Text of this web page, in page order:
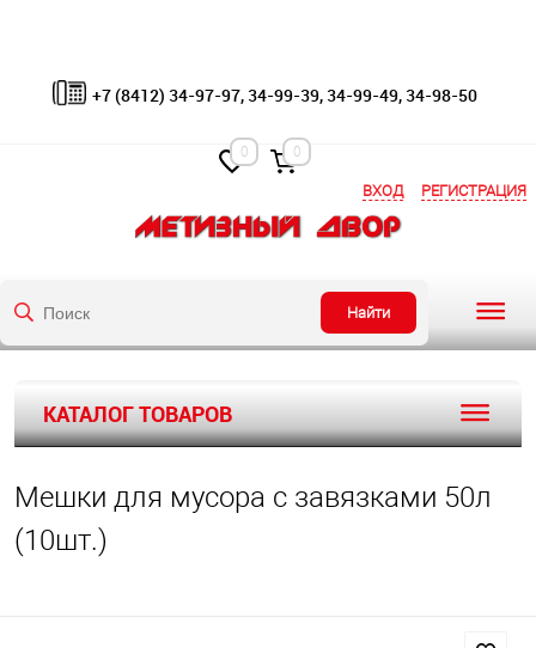
ВХОД РЕГИСТРАЦИЯ
Найти
+7 (8412) 34-97-97, 34-99-39, 34-99-49, 34-98-50
0 0
КАТАЛОГ ТОВАРОВ
Мешки для мусора с завязками 50л
(10шт.)